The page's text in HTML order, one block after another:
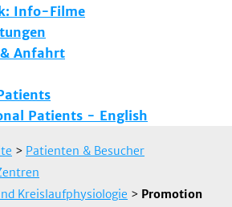
Info-Filme
Anfahrt
Patients - English
> Patienten & Besucher
Kreislaufphysiologie > Promotion